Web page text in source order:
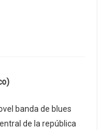
banda de blues
de la república